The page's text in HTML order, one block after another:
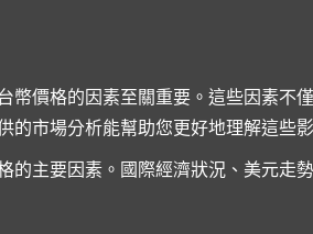
幣價格的因素至關重要。這些因素不
市場分析能幫助您更好地理解這些
的主要因素。國際經濟狀況、美元走